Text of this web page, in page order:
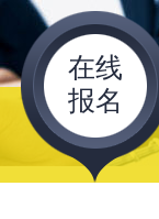
在线
报名